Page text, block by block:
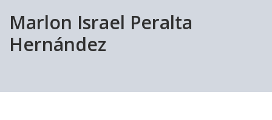
Marlon Israel Peralta
Hernández